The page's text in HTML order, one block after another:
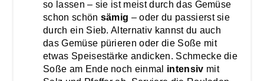
so lassen – sie ist meist durch das Gemüse
schon schön sämig – oder du passierst sie
durch ein Sieb. Alternativ kannst du auch
das Gemüse pürieren oder die Soße mit
etwas Speisestärke andicken. Schmecke die
Soße am Ende noch einmal intensiv mit